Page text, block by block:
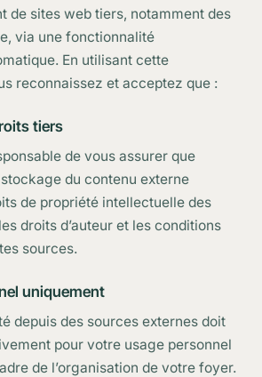
de sites web tiers, notamment des
via une fonctionnalité
En utilisant cette
reconnaissez et acceptez que :
tiers
de vous assurer que
du contenu externe
de propriété intellectuelle des
droits d’auteur et les conditions
sources.
uniquement
depuis des sources externes doit
pour votre usage personnel
de l’organisation de votre foyer.